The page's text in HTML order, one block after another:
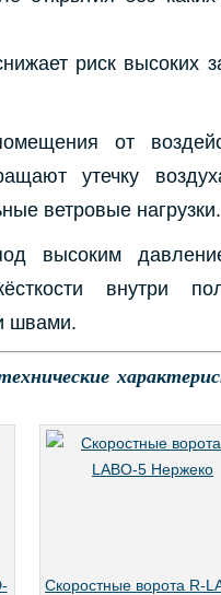
риск высоких
от
утечку
ветровые нагрузки.
высоким
внутри
швами.
Скоростные ворота R-